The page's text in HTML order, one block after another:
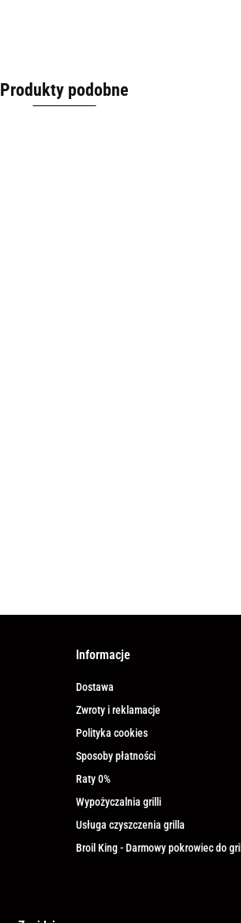
Produkty podobne
Informacje
Dostawa
Zwroty i reklamacje
Polityka cookies
Sposoby płatności
Raty 0%
Wypożyczalnia grilli
Usługa czyszczenia grilla
Broil King - Darmowy pokrowiec do